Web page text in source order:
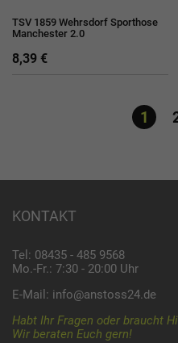
TSV 1859 Wehrsdorf Sporthose
Manchester 2.0
8,39 €
1
KONTAKT
Tel: 08435 - 485 9568
Mo.-Fr.: 7:30 - 20:00 Uhr
E-Mail: info@anstoss24.de
Habt Ihr Fragen oder braucht
Wir beraten Euch gern!